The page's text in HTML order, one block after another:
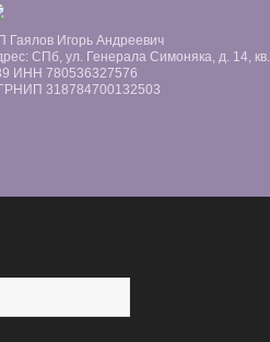
Гаялов Игорь Андреевич
СПб, ул. Генерала Симоняка, д. 14, кв.
ИНН 780536327576
318784700132503